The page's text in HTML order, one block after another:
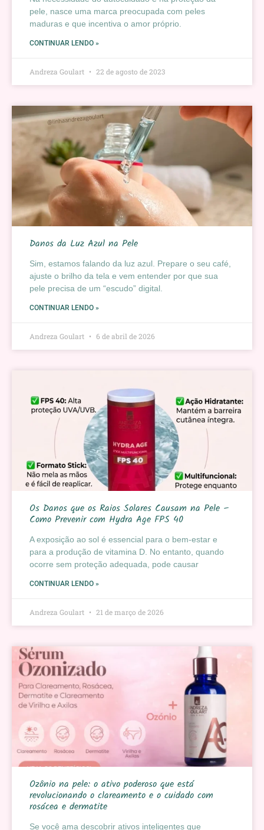
pele, nasce uma marca preocupada com peles
maduras e que incentiva o amor próprio.
CONTINUAR LENDO »
Andreza Goulart 22 de agosto de 2023
Danos da Luz Azul na Pele
Sim, estamos falando da luz azul. Prepare o seu café,
ajuste o brilho da tela e vem entender por que sua
pele precisa de um “escudo” digital.
CONTINUAR LENDO »
Andreza Goulart 6 de abril de 2026
Os Danos que os Raios Solares Causam na Pele –
Como Prevenir com Hydra Age FPS 40
A exposição ao sol é essencial para o bem-estar e
para a produção de vitamina D. No entanto, quando
ocorre sem proteção adequada, pode causar
CONTINUAR LENDO »
Andreza Goulart 21 de março de 2026
Ozônio na pele: o ativo poderoso que está
revolucionando o clareamento e o cuidado com
rosácea e dermatite
Se você ama descobrir ativos inteligentes que